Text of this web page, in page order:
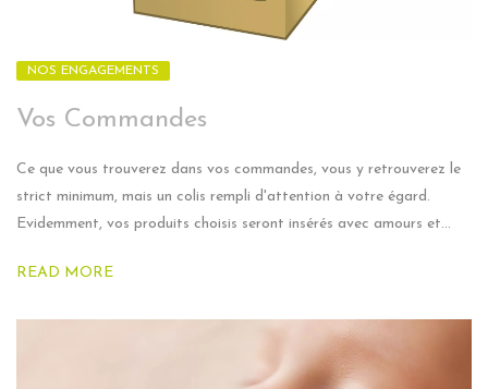
NOS ENGAGEMENTS
Vos Commandes
Ce que vous trouverez dans vos commandes, vous y retrouverez le
strict minimum, mais un colis rempli d'attention à votre égard.
Evidemment, vos produits choisis seront insérés avec amours et...
READ MORE